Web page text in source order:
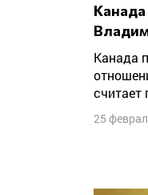
Канада ввела санкции против
Канада пополнила санкционный список в
25